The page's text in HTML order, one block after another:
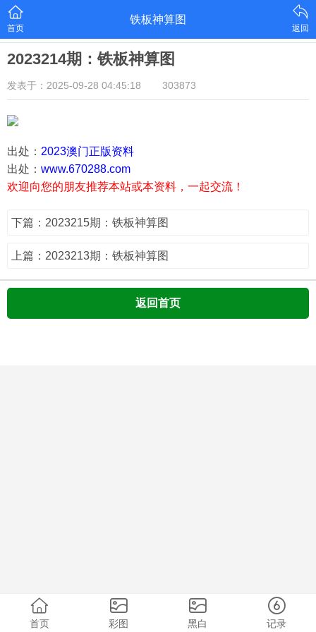
首页
铁板神算图
返回
2023214期：铁板神算图
发表于：2025-09-28 04:45:18 303873
出处： 2023澳门正版资料
出处： www.670288.com
欢迎向您的朋友推荐本站或本资料，一起交流！
下篇：2023215期：铁板神算图
上篇：2023213期：铁板神算图
返回首页
首页 彩图 黑白 记录